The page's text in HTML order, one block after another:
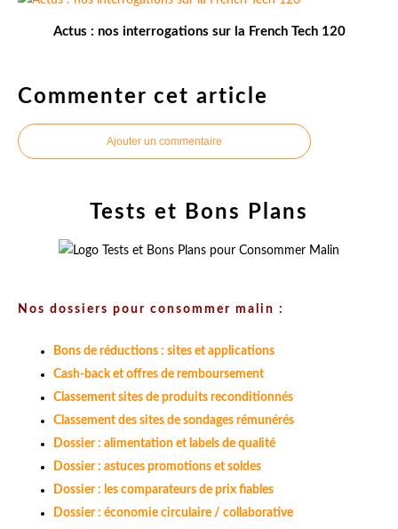
Actus : nos interrogations sur la French Tech 120
Commenter cet article
Ajouter un commentaire
Tests et Bons Plans
Nos dossiers pour consommer malin :
Bons de réductions : sites et applications
Cash-back et offres de remboursement
Classement sites de produits reconditionnés
Classement des sites de sondages rémunérés
Dossier : alimentation et labels de qualité
Dossier : astuces promotions et soldes
Dossier : les comparateurs de prix fiables
Dossier : économie circulaire / collaborative